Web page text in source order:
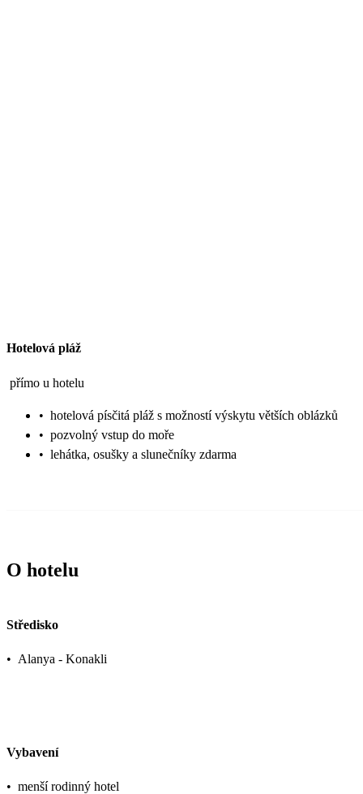
Hotelová pláž
přímo u hotelu
• hotelová písčitá pláž s možností výskytu větších oblázků
• pozvolný vstup do moře
• lehátka, osušky a slunečníky zdarma
O hotelu
Středisko
• Alanya - Konakli
Vybavení
• menší rodinný hotel